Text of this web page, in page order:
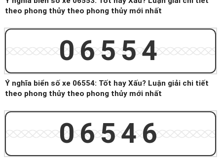
theo phong thủy theo phong thủy mới nhất
06554
Ý nghĩa biển số xe 06554: Tốt hay Xấu? Luận giải chi tiết
theo phong thủy theo phong thủy mới nhất
06546